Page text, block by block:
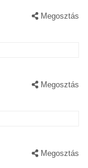
Megosztás
Megosztás
Megosztás